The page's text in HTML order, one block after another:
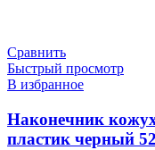
Сравнить
Быстрый просмотр
В избранное
Наконечник
пластик черный